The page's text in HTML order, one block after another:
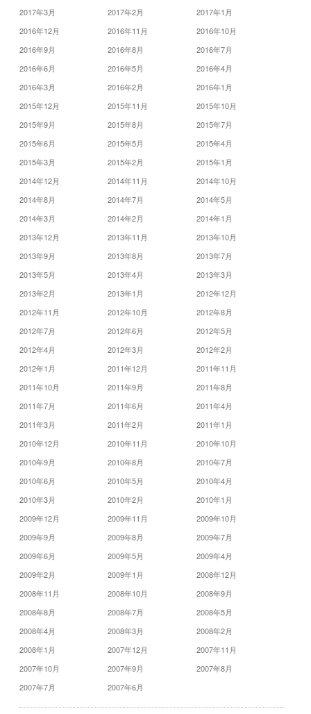
2017年3月
2017年2月
2017年1月
2016年12月
2016年11月
2016年10月
2016年9月
2016年8月
2016年7月
2016年6月
2016年5月
2016年4月
2016年3月
2016年2月
2016年1月
2015年12月
2015年11月
2015年10月
2015年9月
2015年8月
2015年7月
2015年6月
2015年5月
2015年4月
2015年3月
2015年2月
2015年1月
2014年12月
2014年11月
2014年10月
2014年8月
2014年7月
2014年5月
2014年3月
2014年2月
2014年1月
2013年12月
2013年11月
2013年10月
2013年9月
2013年8月
2013年7月
2013年5月
2013年4月
2013年3月
2013年2月
2013年1月
2012年12月
2012年11月
2012年10月
2012年8月
2012年7月
2012年6月
2012年5月
2012年4月
2012年3月
2012年2月
2012年1月
2011年12月
2011年11月
2011年10月
2011年9月
2011年8月
2011年7月
2011年6月
2011年4月
2011年3月
2011年2月
2011年1月
2010年12月
2010年11月
2010年10月
2010年9月
2010年8月
2010年7月
2010年6月
2010年5月
2010年4月
2010年3月
2010年2月
2010年1月
2009年12月
2009年11月
2009年10月
2009年9月
2009年8月
2009年7月
2009年6月
2009年5月
2009年4月
2009年2月
2009年1月
2008年12月
2008年11月
2008年10月
2008年9月
2008年8月
2008年7月
2008年5月
2008年4月
2008年3月
2008年2月
2008年1月
2007年12月
2007年11月
2007年10月
2007年9月
2007年8月
2007年7月
2007年6月